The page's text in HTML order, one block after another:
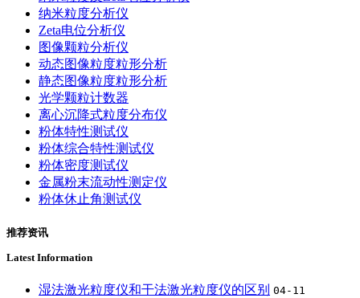
纳米粒度分析仪
Zeta电位分析仪
图像颗粒分析仪
动态图像粒度粒形分析
静态图像粒度粒形分析
光学颗粒计数器
离心沉降式粒度分布仪
粉体特性测试仪
粉体综合特性测试仪
粉体密度测试仪
金属粉末流动性测定仪
粉体休止角测试仪
推荐资讯
Latest Information
湿法激光粒度仪和干法激光粒度仪的区别 04-11